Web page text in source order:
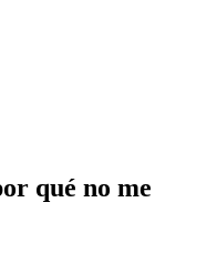
qué no me